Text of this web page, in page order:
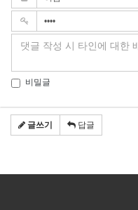
비밀글
글쓰기 답글